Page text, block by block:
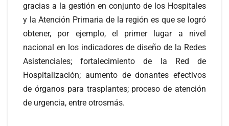
gracias a la gestión en conjunto de los Hospitales
y la Atención Primaria de la región es que se logró
obtener, por ejemplo, el primer lugar a nivel
nacional en los indicadores de diseño de la Redes
Asistenciales; fortalecimiento de la Red de
Hospitalización; aumento de donantes efectivos
de órganos para trasplantes; proceso de atención
de urgencia, entre otrosmás.